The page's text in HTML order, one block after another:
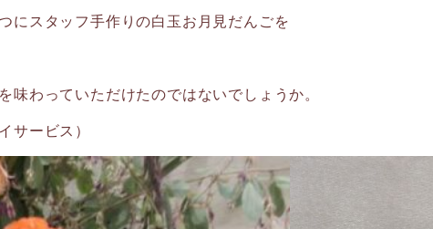
にスタッフ手作りの白玉お月見だんごを
味わっていただけたのではないでしょうか。
サービス）